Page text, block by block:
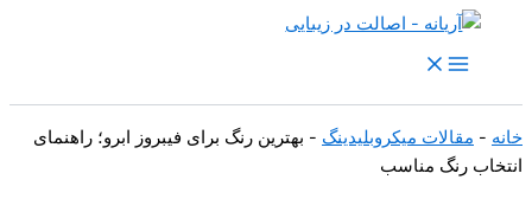
خانه-مقالات میکروبلیدینگ-بهترین رنگ برای فیبروز ابرو؛ راهنمای
انتخاب رنگ مناسب